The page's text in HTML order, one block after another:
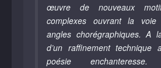
œuvre de nouveaux
complexes ouvrant la
angles chorégraphiques. A
d’un raffinement technique
poésie